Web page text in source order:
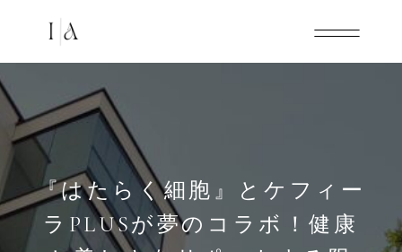
『はたらく細胞』とケフィー
ラPLUSが夢のコラボ！健康